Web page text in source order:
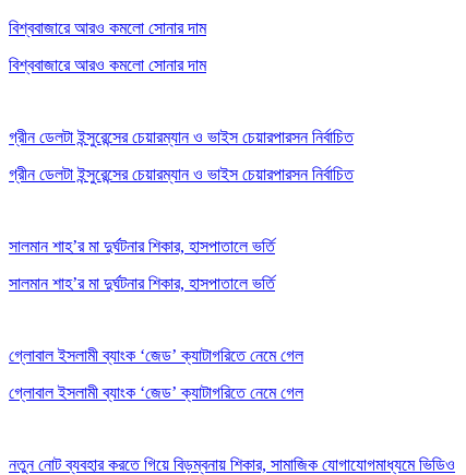
বিশ্ববাজারে আরও কমলো সোনার দাম
বিশ্ববাজারে আরও কমলো সোনার দাম
গ্রীন ডেলটা ইন্সুরেন্সের চেয়ারম্যান ও ভাইস চেয়ারপারসন নির্বাচিত
গ্রীন ডেলটা ইন্সুরেন্সের চেয়ারম্যান ও ভাইস চেয়ারপারসন নির্বাচিত
সালমান শাহ’র মা দুর্ঘটনার শিকার, হাসপাতালে ভর্তি
সালমান শাহ’র মা দুর্ঘটনার শিকার, হাসপাতালে ভর্তি
গ্লোবাল ইসলামী ব্যাংক ‘জেড’ ক্যাটাগরিতে নেমে গেল
গ্লোবাল ইসলামী ব্যাংক ‘জেড’ ক্যাটাগরিতে নেমে গেল
নতুন নোট ব্যবহার করতে গিয়ে বিড়ম্বনায় শিকার, সামাজিক যোগাযোগমাধ্যমে ভিডিও